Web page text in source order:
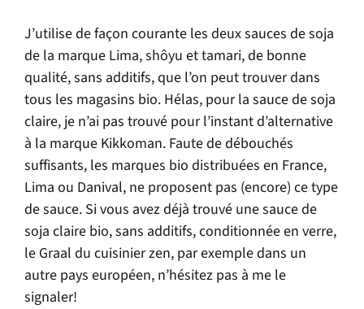
J’utilise de façon courante les deux sauces de soja
de la marque Lima, shôyu et tamari, de bonne
qualité, sans additifs, que l’on peut trouver dans
tous les magasins bio. Hélas, pour la sauce de soja
claire, je n’ai pas trouvé pour l’instant d’alternative
à la marque Kikkoman. Faute de débouchés
suffisants, les marques bio distribuées en France,
Lima ou Danival, ne proposent pas (encore) ce type
de sauce. Si vous avez déjà trouvé une sauce de
soja claire bio, sans additifs, conditionnée en verre,
le Graal du cuisinier zen, par exemple dans un
autre pays européen, n’hésitez pas à me le
signaler!